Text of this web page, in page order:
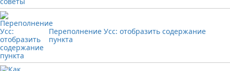
Переполнение Усс: отобразить содержание
пункта